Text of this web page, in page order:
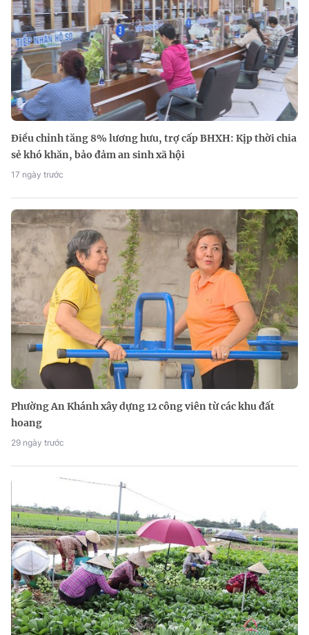
Điều chỉnh tăng 8% lương hưu, trợ cấp BHXH: Kịp thời chia
sẻ khó khăn, bảo đảm an sinh xã hội
17 ngày trước
Phường An Khánh xây dựng 12 công viên từ các khu đất
hoang
29 ngày trước